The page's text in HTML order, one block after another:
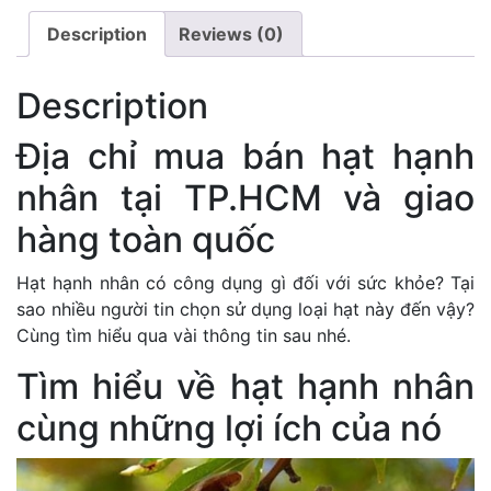
Description Reviews (0)
Description
Địa chỉ mua bán hạt hạnh
nhân tại TP.HCM và giao
hàng toàn quốc
Hạt hạnh nhân có công dụng gì đối với sức khỏe? Tại
sao nhiều người tin chọn sử dụng loại hạt này đến vậy?
Cùng tìm hiểu qua vài thông tin sau nhé.
Tìm hiểu về hạt hạnh nhân
cùng những lợi ích của nó